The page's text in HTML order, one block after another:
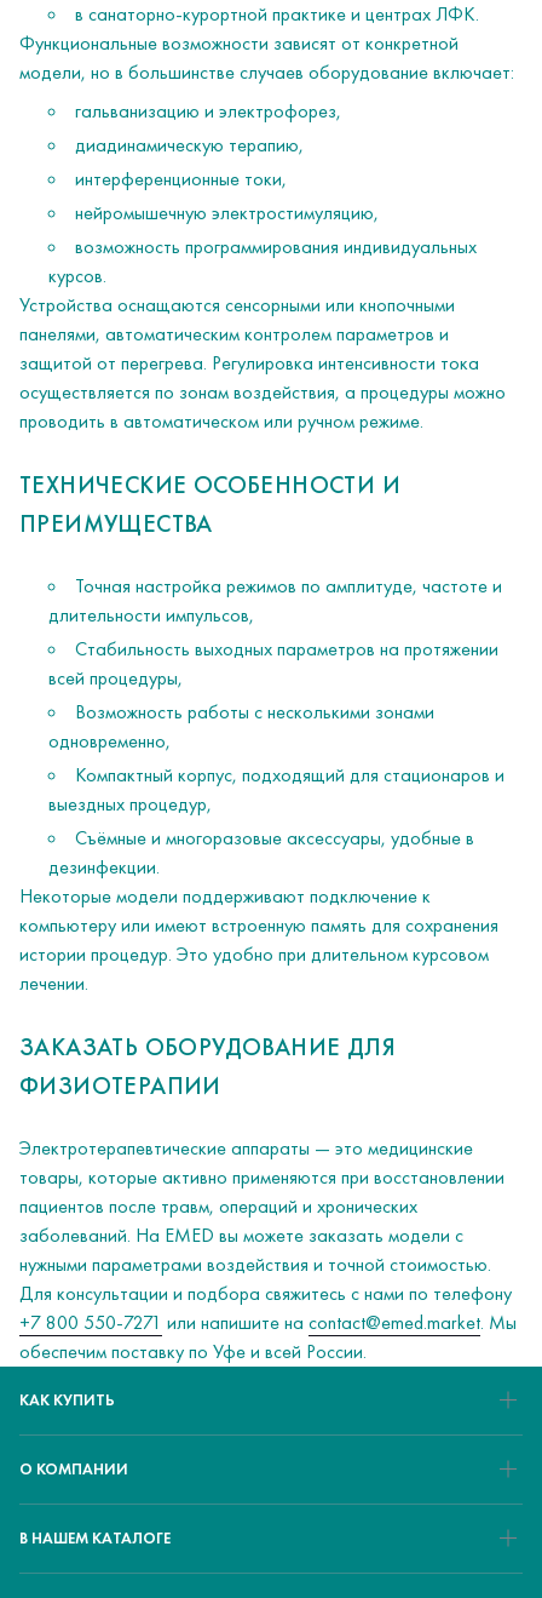
в санаторно-курортной практике и центрах ЛФК.
Функциональные возможности зависят от конкретной
модели, но в большинстве случаев оборудование включает:
гальванизацию и электрофорез,
диадинамическую терапию,
интерференционные токи,
нейромышечную электростимуляцию,
возможность программирования индивидуальных
курсов.
Устройства оснащаются сенсорными или кнопочными
панелями, автоматическим контролем параметров и
защитой от перегрева. Регулировка интенсивности тока
осуществляется по зонам воздействия, а процедуры можно
проводить в автоматическом или ручном режиме.
ТЕХНИЧЕСКИЕ ОСОБЕННОСТИ И
ПРЕИМУЩЕСТВА
Точная настройка режимов по амплитуде, частоте и
длительности импульсов,
Стабильность выходных параметров на протяжении
всей процедуры,
Возможность работы с несколькими зонами
одновременно,
Компактный корпус, подходящий для стационаров и
выездных процедур,
Съёмные и многоразовые аксессуары, удобные в
дезинфекции.
Некоторые модели поддерживают подключение к
компьютеру или имеют встроенную память для сохранения
истории процедур. Это удобно при длительном курсовом
лечении.
ЗАКАЗАТЬ ОБОРУДОВАНИЕ ДЛЯ
ФИЗИОТЕРАПИИ
Электротерапевтические аппараты — это медицинские
товары, которые активно применяются при восстановлении
пациентов после травм, операций и хронических
заболеваний. На EMED вы можете заказать модели с
нужными параметрами воздействия и точной стоимостью.
Для консультации и подбора свяжитесь с нами по телефону
+7 800 550-7271 или напишите на contact@emed.market. Мы
обеспечим поставку по Уфе и всей России.
КАК КУПИТЬ
О КОМПАНИИ
В НАШЕМ КАТАЛОГЕ